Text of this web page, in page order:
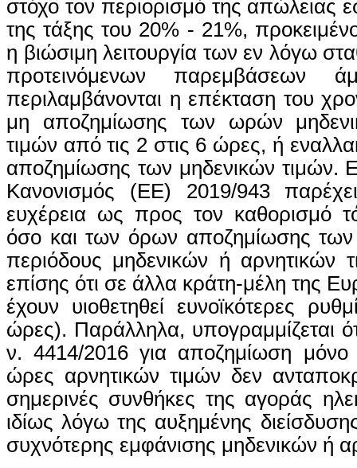
στόχο τον περιορισμό της απώλειας
της τάξης του 20% - 21%,
η βιώσιμη λειτουργία των εν λόγω
προτεινόμενων παρεμβάσεων
περιλαμβάνονται η επέκταση του
μη αποζημίωσης των ωρών
τιμών από τις 2 στις 6 ώρες, ή
αποζημίωσης των μηδενικών τιμών.
Κανονισμός (ΕΕ) 2019/943
ευχέρεια ως προς τον καθορισμό
όσο και των όρων αποζημίωσης
περιόδους μηδενικών ή αρνητικών
επίσης ότι σε άλλα κράτη-μέλη της
έχουν υιοθετηθεί ευνοϊκότερες
ώρες). Παράλληλα, υπογραμμίζεται
ν. 4414/2016 για αποζημίωση μόνο
ώρες αρνητικών τιμών δεν
σημερινές συνθήκες της αγοράς
ιδίως λόγω της αυξημένης
συχνότερης εμφάνισης μηδενικών ή